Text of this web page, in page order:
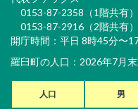
0153-87-2358（1階共有）
0153-87-2916（2階共有）
開庁時間：平日 8時45分〜
羅臼町の人口：2026年7月
人口 男